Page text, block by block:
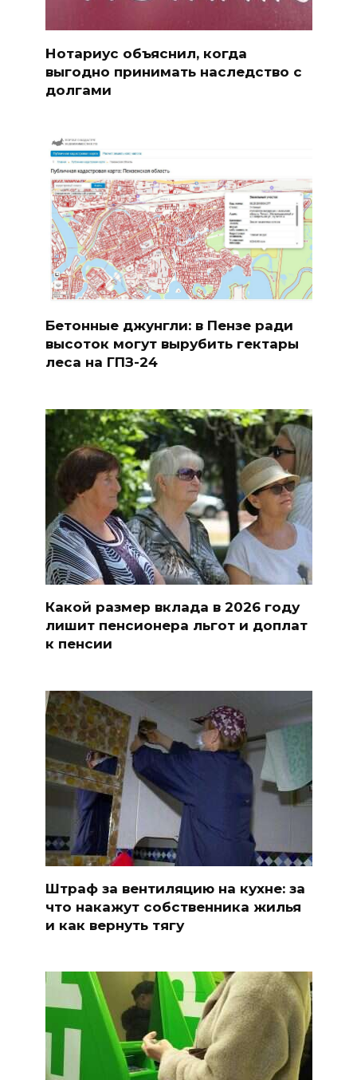
Нотариус объяснил, когда
выгодно принимать наследство с
долгами
Бетонные джунгли: в Пензе ради
высоток могут вырубить гектары
леса на ГПЗ-24
Какой размер вклада в 2026 году
лишит пенсионера льгот и доплат
к пенсии
Штраф за вентиляцию на кухне: за
что накажут собственника жилья
и как вернуть тягу